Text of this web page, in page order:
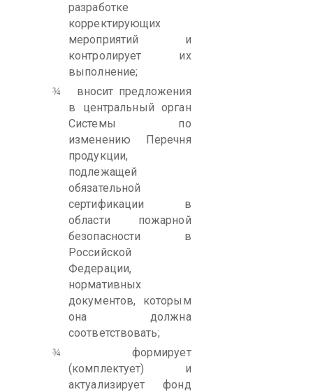
разработке
корректирующих
мероприятий и
контролирует их
выполнение;
¾
вносит предложения
в центральный орган
Системы по
изменению Перечня
продукции,
подлежащей
обязательной
сертификации в
области пожарной
безопасности в
Российской
Федерации,
нормативных
документов, которым
она должна
соответствовать;
¾
формирует
(комплектует) и
актуализирует фонд